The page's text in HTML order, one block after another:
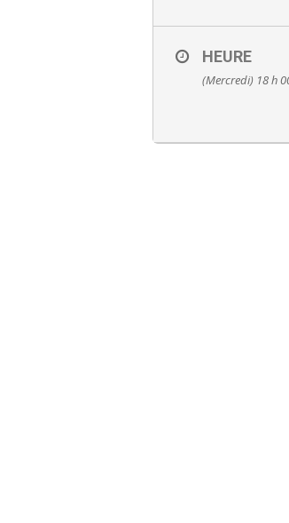
HEURE
(Mercredi) 18 h